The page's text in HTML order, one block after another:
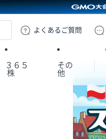
GMOクリック証券
よくある ご質問
３６５
株
その
他